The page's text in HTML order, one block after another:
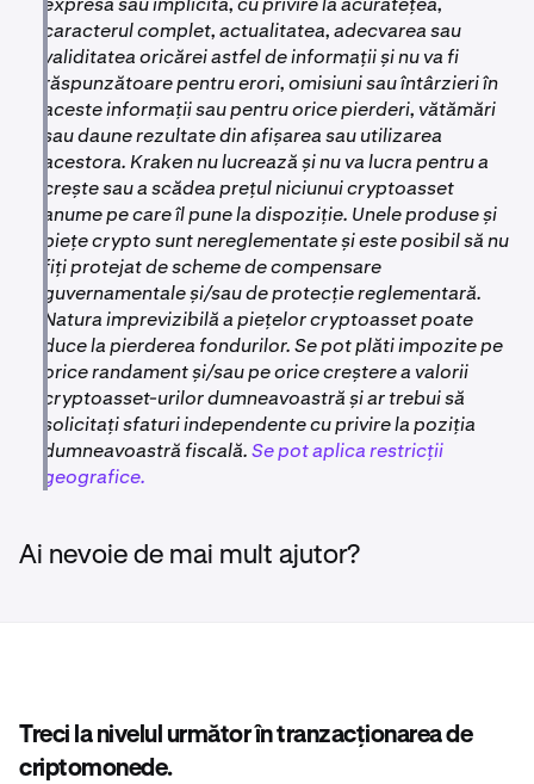
caracterul complet, actualitatea, adecvarea sau
validitatea oricărei astfel de informații și nu va fi
răspunzătoare pentru erori, omisiuni sau întârzieri în
aceste informații sau pentru orice pierderi, vătămări
sau daune rezultate din afișarea sau utilizarea
acestora. Kraken nu lucrează și nu va lucra pentru a
crește sau a scădea prețul niciunui cryptoasset
anume pe care îl pune la dispoziție. Unele produse și
piețe crypto sunt nereglementate și este posibil să nu
fiți protejat de scheme de compensare
guvernamentale și/sau de protecție reglementară.
Natura imprevizibilă a piețelor cryptoasset poate
duce la pierderea fondurilor. Se pot plăti impozite pe
orice randament și/sau pe orice creștere a valorii
cryptoasset-urilor dumneavoastră și ar trebui să
solicitați sfaturi independente cu privire la poziția
dumneavoastră fiscală.Se pot aplica restricții
geografice.
Ai nevoie de mai mult ajutor?
Treci la nivelul următor în tranzacționarea de
criptomonede.